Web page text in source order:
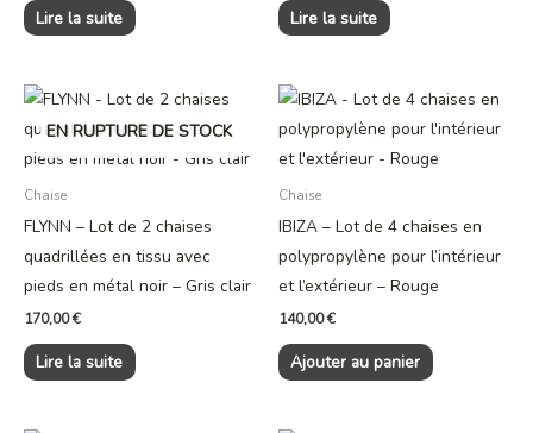
Lire la suite Lire la suite
EN RUPTURE DE STOCK
Chaise
FLYNN – Lot de 2 chaises
quadrillées en tissu avec
pieds en métal noir – Gris clair
170,00€
Lire la suite
Chaise
IBIZA – Lot de 4 chaises en
polypropylène pour l’intérieur
et l’extérieur – Rouge
140,00€
Ajouter au panier